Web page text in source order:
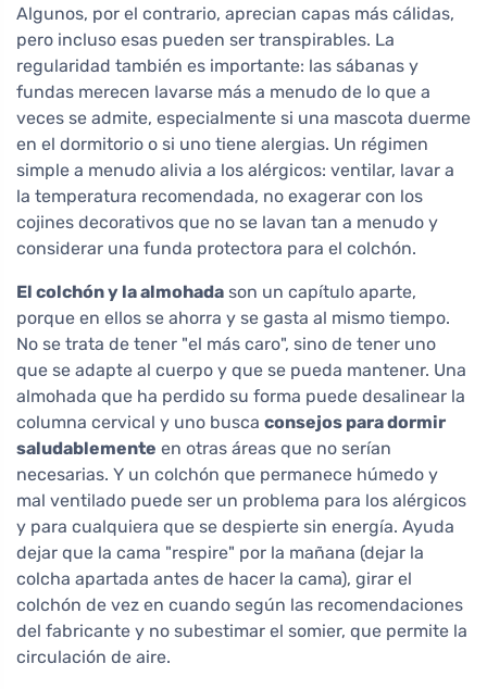
Algunos, por el contrario, aprecian capas más cálidas,
pero incluso esas pueden ser transpirables. La
regularidad también es importante: las sábanas y
fundas merecen lavarse más a menudo de lo que a
veces se admite, especialmente si una mascota duerme
en el dormitorio o si uno tiene alergias. Un régimen
simple a menudo alivia a los alérgicos: ventilar, lavar a
la temperatura recomendada, no exagerar con los
cojines decorativos que no se lavan tan a menudo y
considerar una funda protectora para el colchón.
El colchón y la almohada son un capítulo aparte,
porque en ellos se ahorra y se gasta al mismo tiempo.
No se trata de tener "el más caro", sino de tener uno
que se adapte al cuerpo y que se pueda mantener. Una
almohada que ha perdido su forma puede desalinear la
columna cervical y uno busca consejos para dormir
saludablemente en otras áreas que no serían
necesarias. Y un colchón que permanece húmedo y
mal ventilado puede ser un problema para los alérgicos
y para cualquiera que se despierte sin energía. Ayuda
dejar que la cama "respire" por la mañana (dejar la
colcha apartada antes de hacer la cama), girar el
colchón de vez en cuando según las recomendaciones
del fabricante y no subestimar el somier, que permite la
circulación de aire.